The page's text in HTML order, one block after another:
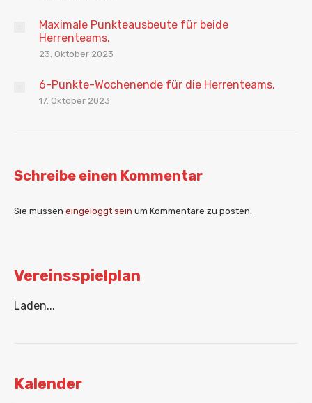
Maximale Punkteausbeute für beide
Herrenteams.
23. Oktober 2023
6-Punkte-Wochenende für die Herrenteams.
17. Oktober 2023
Schreibe einen Kommentar
Sie müssen eingeloggt sein um Kommentare zu posten.
Vereinsspielplan
Laden...
Kalender